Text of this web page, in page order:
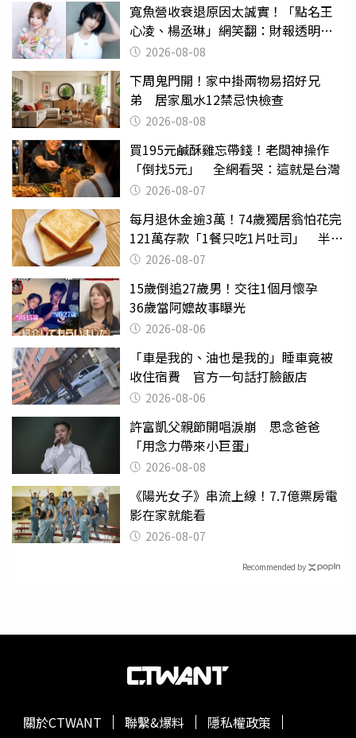
寬魚營收衰退原因太誠實！「點名王
心凌、楊丞琳」網笑翻：財報透明度
滿分2026-08-08
下周鬼門開！家中掛兩物易招好兄
弟 居家風水12禁忌快檢查
2026-08-08
買195元鹹酥雞忘帶錢！老闆神操作
「倒找5元」 全網看哭：這就是台灣
2026-08-07
每月退休金逾3萬！74歲獨居翁怕花完
121萬存款「1餐只吃1片吐司」 半年
後暴瘦嚇壞女兒
2026-08-07
15歲倒追27歲男！交往1個月懷孕
36歲當阿嬤故事曝光
2026-08-06
「車是我的、油也是我的」睡車竟被
收住宿費 官方一句話打臉飯店
2026-08-06
許富凱父親節開唱淚崩 思念爸爸
「用念力帶來小巨蛋」
2026-08-08
《陽光女子》串流上線！7.7億票房電
影在家就能看
2026-08-07
Recommended by
關於CTWANT 聯繫&爆料 隱私權政策